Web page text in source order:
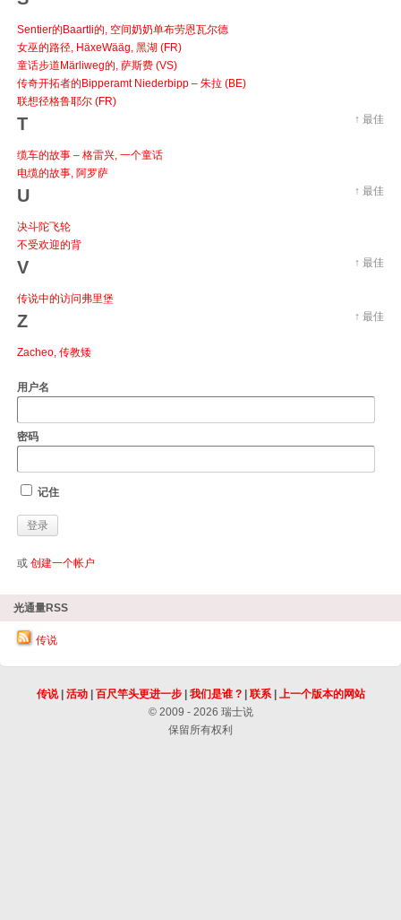
Sentier的Baartli的, 空间奶奶单布劳恩瓦尔德
女巫的路径, HäxeWääg, 黑湖 (FR)
童话步道Märliweg的, 萨斯费 (VS)
传奇开拓者的Bipperamt Niederbipp – 朱拉 (BE)
联想径格鲁耶尔 (FR)
↑ 最佳
T
缆车的故事 – 格雷兴, 一个童话
电缆的故事, 阿罗萨
↑ 最佳
U
决斗陀飞轮
不受欢迎的背
↑ 最佳
V
传说中的访问弗里堡
↑ 最佳
Z
Zacheo, 传教矮
用户名
密码
记住
或 创建一个帐户
光通量RSS
传说
传说| 活动| 百尺竿头更进一步| 我们是谁 ?| 联系| 上一个版本的网站
© 2009 - 2026 瑞士说
保留所有权利